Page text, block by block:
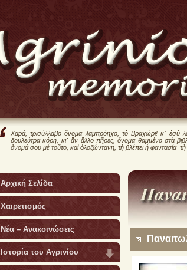
Χαρά, τρισύλλαβο ὄνομα λαμπρόηχο, τὸ Βραχώρι! κ᾿ ἐσὺ
δουλεύτρα κόρη, κι᾿ ἂν ἄλλο πῆρες, ὄνομα θαμμένο στὰ
ὄνομά σου μὲ τοῦτο, καὶ ὁλοζώντανη, τὴ βλέπει ἡ φαντασία
Αρχική Σελίδα
Χαιρετισμός
Νέα – Ανακοινώσεις
Ιστορία του Αγρινίου